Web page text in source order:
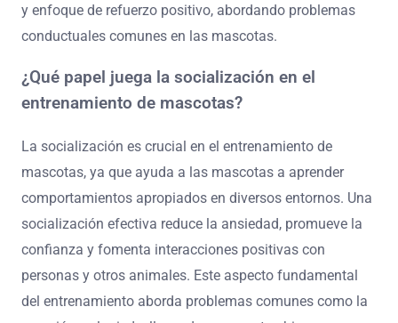
y enfoque de refuerzo positivo, abordando problemas
conductuales comunes en las mascotas.
¿Qué papel juega la socialización en el
entrenamiento de mascotas?
La socialización es crucial en el entrenamiento de
mascotas, ya que ayuda a las mascotas a aprender
comportamientos apropiados en diversos entornos. Una
socialización efectiva reduce la ansiedad, promueve la
confianza y fomenta interacciones positivas con
personas y otros animales. Este aspecto fundamental
del entrenamiento aborda problemas comunes como la